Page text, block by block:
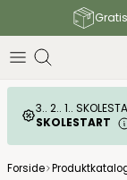
3.. 2.. 1..
SKOLESTART
Forside